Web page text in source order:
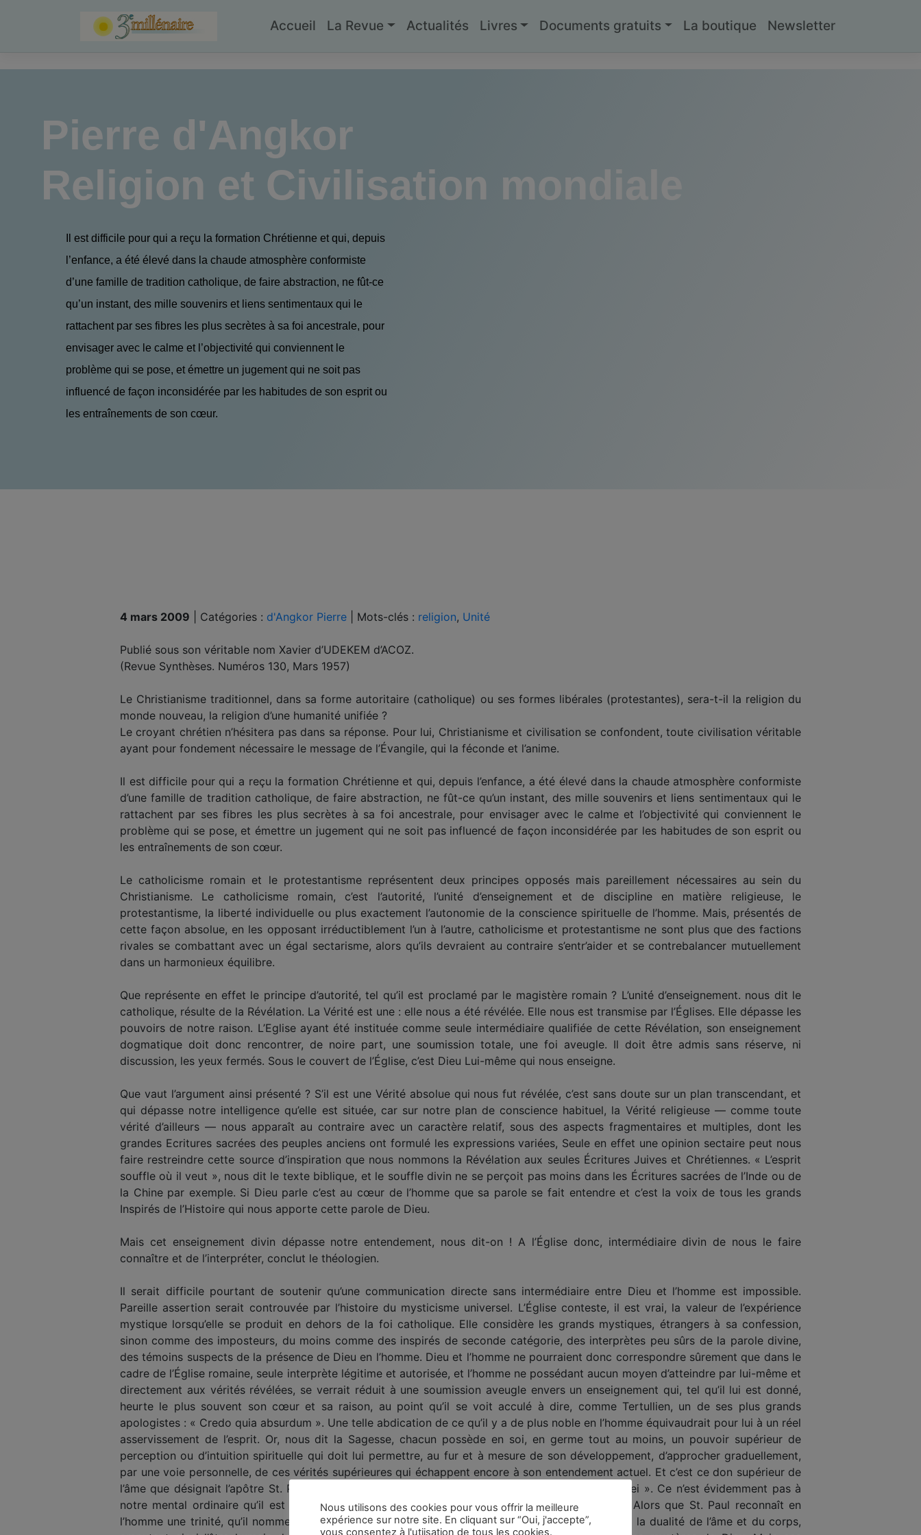
Accueil La Revue Actualités Livres Documents gratuits La boutique Newsletter
Pierre d'Angkor
Religion et Civilisation mondiale
Il est difficile pour qui a reçu la formation Chrétienne et qui, depuis
l’enfance, a été élevé dans la chaude atmosphère conformiste
d’une famille de tradition catholique, de faire abstraction, ne fût-ce
qu’un instant, des mille souvenirs et liens sentimentaux qui le
rattachent par ses fibres les plus secrètes à sa foi ancestrale, pour
envisager avec le calme et l’objectivité qui conviennent le
problème qui se pose, et émettre un jugement qui ne soit pas
influencé de façon inconsidérée par les habitudes de son esprit ou
les entraînements de son cœur.
4 mars 2009 Catégories : d'Angkor Pierre Mots-clés : religion, Unité
Publié sous son véritable nom Xavier d’UDEKEM d’ACOZ.
(Revue Synthèses. Numéros 130, Mars 1957)
Le Christianisme traditionnel, dans sa forme autoritaire (catholique) ou ses formes libérales (protestantes), sera-t-il la religion du
monde nouveau, la religion d’une humanité unifiée ?
Le croyant chrétien n’hésitera pas dans sa réponse. Pour lui, Christianisme et civilisation se confondent, toute civilisation véritable
ayant pour fondement nécessaire le message de l’Évangile, qui la féconde et l’anime.
Il est difficile pour qui a reçu la formation Chrétienne et qui, depuis l’enfance, a été élevé dans la chaude atmosphère conformiste
d’une famille de tradition catholique, de faire abstraction, ne fût-ce qu’un instant, des mille souvenirs et liens sentimentaux qui le
rattachent par ses fibres les plus secrètes à sa foi ancestrale, pour envisager avec le calme et l’objectivité qui conviennent le
problème qui se pose, et émettre un jugement qui ne soit pas influencé de façon inconsidérée par les habitudes de son esprit ou
les entraînements de son cœur.
Le catholicisme romain et le protestantisme représentent deux principes opposés mais pareillement nécessaires au sein du
Christianisme. Le catholicisme romain, c’est l’autorité, l’unité d’enseignement et de discipline en matière religieuse, le
protestantisme, la liberté individuelle ou plus exactement l’autonomie de la conscience spirituelle de l’homme. Mais, présentés de
cette façon absolue, en les opposant irréductiblement l’un à l’autre, catholicisme et protestantisme ne sont plus que des factions
rivales se combattant avec un égal sectarisme, alors qu’ils devraient au contraire s’entr’aider et se contrebalancer mutuellement
dans un harmonieux équilibre.
Que représente en effet le principe d’autorité, tel qu’il est proclamé par le magistère romain ? L’unité d’enseignement. nous dit le
catholique, résulte de la Révélation. La Vérité est une : elle nous a été révélée. Elle nous est transmise par l’Églises. Elle dépasse les
pouvoirs de notre raison. L’Eglise ayant été instituée comme seule intermédiaire qualifiée de cette Révélation, son enseignement
dogmatique doit donc rencontrer, de noire part, une soumission totale, une foi aveugle. Il doit être admis sans réserve, ni
discussion, les yeux fermés. Sous le couvert de l’Église, c’est Dieu Lui-même qui nous enseigne.
Que vaut l’argument ainsi présenté ? S’il est une Vérité absolue qui nous fut révélée, c’est sans doute sur un plan transcendant, et
qui dépasse notre intelligence qu’elle est située, car sur notre plan de conscience habituel, la Vérité religieuse — comme toute
vérité d’ailleurs — nous apparaît au contraire avec un caractère relatif, sous des aspects fragmentaires et multiples, dont les
grandes Ecritures sacrées des peuples anciens ont formulé les expressions variées, Seule en effet une opinion sectaire peut nous
faire restreindre cette source d’inspiration que nous nommons la Révélation aux seules Écritures Juives et Chrétiennes. « L’esprit
souffle où il veut », nous dit le texte biblique, et le souffle divin ne se perçoit pas moins dans les Écritures sacrées de l’Inde ou de
la Chine par exemple. Si Dieu parle c’est au cœur de l’homme que sa parole se fait entendre et c’est la voix de tous les grands
Inspirés de l’Histoire qui nous apporte cette parole de Dieu.
Mais cet enseignement divin dépasse notre entendement, nous dit-on ! A l’Église donc, intermédiaire divin de nous le faire
connaître et de l’interpréter, conclut le théologien.
Il serait difficile pourtant de soutenir qu’une communication directe sans intermédiaire entre Dieu et l’homme est impossible.
Pareille assertion serait controuvée par l’histoire du mysticisme universel. L’Église conteste, il est vrai, la valeur de l’expérience
mystique lorsqu’elle se produit en dehors de la foi catholique. Elle considère les grands mystiques, étrangers à sa confession,
sinon comme des imposteurs, du moins comme des inspirés de seconde catégorie, des interprètes peu sûrs de la parole divine,
des témoins suspects de la présence de Dieu en l’homme. Dieu et l’homme ne pourraient donc correspondre sûrement que dans le
cadre de l’Église romaine, seule interprète légitime et autorisée, et l’homme ne possédant aucun moyen d’atteindre par lui-même et
directement aux vérités révélées, se verrait réduit à une soumission aveugle envers un enseignement qui, tel qu’il lui est donné,
heurte le plus souvent son cœur et sa raison, au point qu’il se voit acculé à dire, comme Tertullien, un de ses plus grands
apologistes : « Credo quia absurdum ». Une telle abdication de ce qu’il y a de plus noble en l’homme équivaudrait pour lui à un réel
asservissement de l’esprit. Or, nous dit la Sagesse, chacun possède en soi, en germe tout au moins, un pouvoir supérieur de
perception ou d’intuition spirituelle qui doit lui permettre, au fur et à mesure de son développement, d’approcher graduellement,
par une voie personnelle, de ces vérités supérieures qui échappent encore à son entendement actuel. Et c’est ce don supérieur de
l’âme que désignait l’apôtre St. Paul lorsqu’il disait : « Spiritus omnia scrutatur, etiam mysteria Dei ». Ce n’est évidemment pas à
notre mental ordinaire qu’il est fait ici allusion. C’est donc à une faculté supérieure au mental. Alors que St. Paul reconnaît en
l’homme une trinité, qu’il nomme l’esprit, l’âme et le corps, nos catéchismes ont réduit l’homme à la dualité de l’âme et du corps,
Nous utilisons des cookies pour vous offrir la meilleure
expérience sur notre site. En cliquant sur “Oui, j'accepte”,
vous consentez à l'utiisation de tous les cookies.